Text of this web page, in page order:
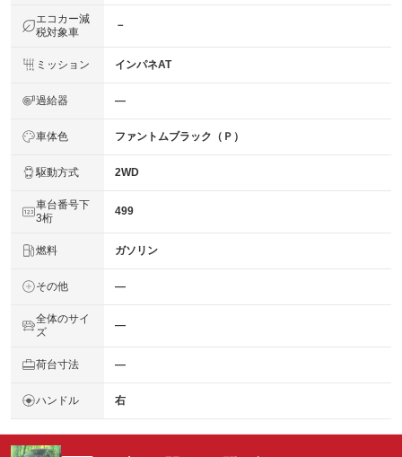
エコカー減
税対象車
－
ミッション インパネAT
過給器 ―
車体色 ファントムブラック（Ｐ）
駆動方式 2WD
車台番号下
3桁
499
燃料 ガソリン
その他 ―
全体のサイ
ズ
―
荷台寸法 ―
ハンドル 右